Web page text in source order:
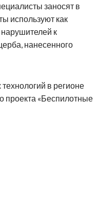
заносят в
используют как
к
нанесенного
в регионе
проекта «Беспилотные